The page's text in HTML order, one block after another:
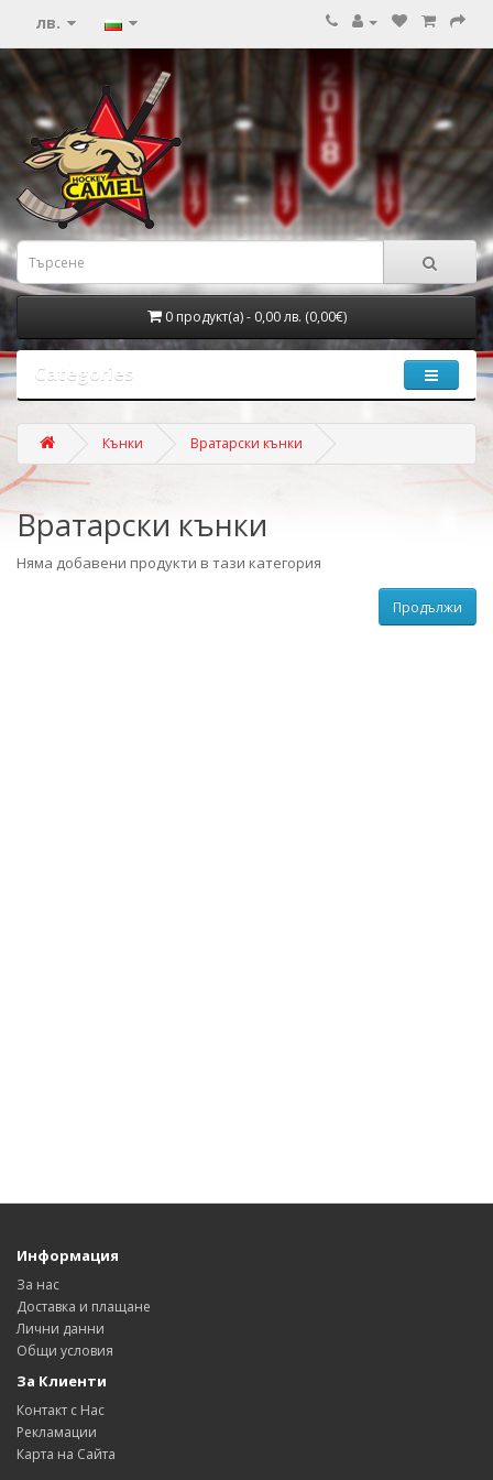
лв.
0 продукт(а) - 0,00 лв. (0,00€)
Categories
Кънки Вратарски кънки
Вратарски кънки
Няма добавени продукти в тази категория
Продължи
Информация
За нас
Доставка и плащане
Лични данни
Общи условия
За Клиенти
Контакт с Нас
Рекламации
Карта на Сайта